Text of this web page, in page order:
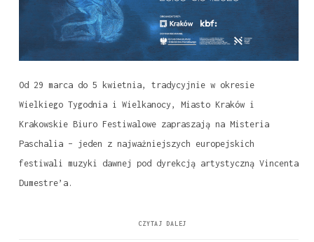
Od 29 marca do 5 kwietnia, tradycyjnie w okresie
Wielkiego Tygodnia i Wielkanocy, Miasto Kraków i
Krakowskie Biuro Festiwalowe zapraszają na Misteria
Paschalia – jeden z najważniejszych europejskich
festiwali muzyki dawnej pod dyrekcją artystyczną Vincenta
Dumestre’a.
CZYTAJ DALEJ